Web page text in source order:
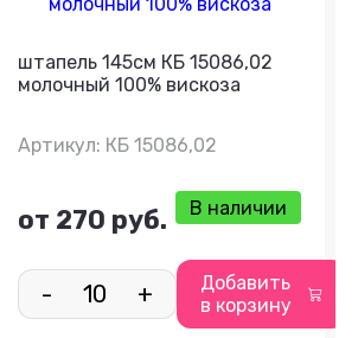
штапель 145см КБ 15086,02
молочный 100% вискоза
Артикул: КБ 15086,02
от 270 руб. В наличии
- +
Добавить
в корзину